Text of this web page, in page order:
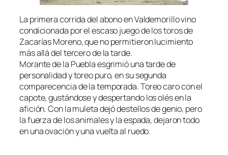
La primera corrida del abono en Valdemorillo vino
condicionada por el escaso juego de los toros de
Zacarías Moreno, que no permitieron lucimiento
más allá del tercero de la tarde.
Morante de la Puebla esgrimió una tarde de
personalidad y toreo puro, en su segunda
comparecencia de la temporada. Toreo caro con el
capote, gustándose y despertando los olés en la
afición. Con la muleta dejó destellos de genio, pero
la fuerza de los animales y la espada, dejaron todo
en una ovación y una vuelta al ruedo.